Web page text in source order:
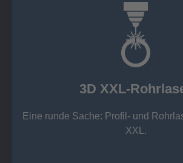
3D XXL-
Eine runde Sache: Profil- und
XXL.
3D XXL-Rohrlaser
Rechteckprofile bis 300 x 300 mm
Wandstärken:
Nichtrostende Stähle 15 mm
Aluminium 10 mm (oxidfrei)